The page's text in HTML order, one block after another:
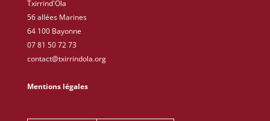
Txirrind'Ola
56 allées Marines
64 100 Bayonne
07 81 50 72 73
contact@txirrindola.org
Mentions légales